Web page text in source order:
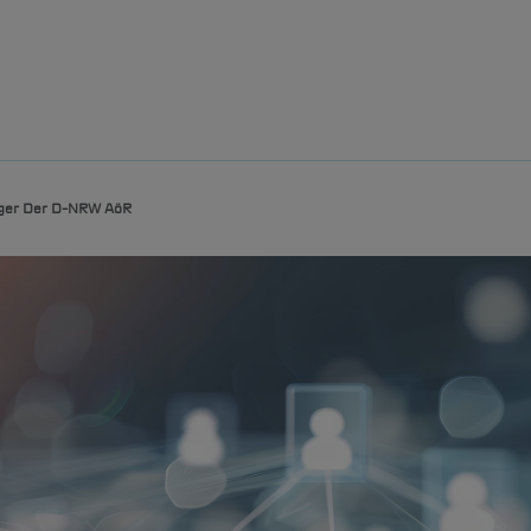
Leistungsportfolio
Kommunalvertreter & Onlinezugang
Der D-NRW AöR